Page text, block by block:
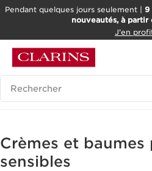
ALLER AU CONTENU
OUTIL D'ACCESSIBILITÉ
Pendant quelques jours seulement | 9
nouveautés, à partir
J'en
Historique des recherches
Crèmes et baumes
sensibles